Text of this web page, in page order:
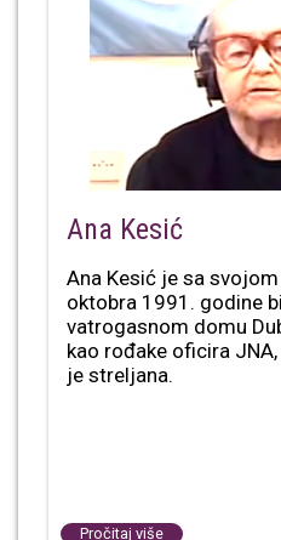
Ana Kesić
Ana Kesić je sa
oktobra 1991. godine
vatrogasnom domu
kao rođake oficira
je streljana.
Pročitaj više